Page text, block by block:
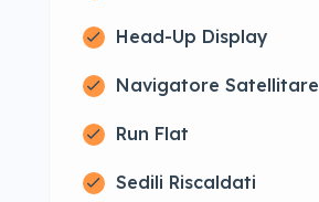
Head-Up Display
Navigatore Satellitare
Run Flat
Sedili Riscaldati